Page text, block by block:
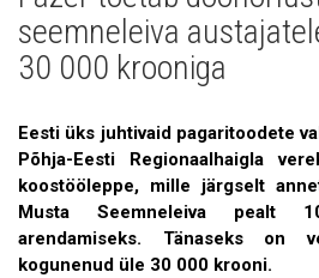
Galerii
Tule tööle!
Tule ekskursioonile!
Andmekaitse
seemneleiva
30 000 krooniga
Eesti üks juhtivaid pagaritoodete
Põhja-Eesti Regionaalhaigla
koostööleppe, mille järgselt
Musta Seemneleiva pealt
arendamiseks. Tänaseks on
kogunenud üle 30 000 krooni.